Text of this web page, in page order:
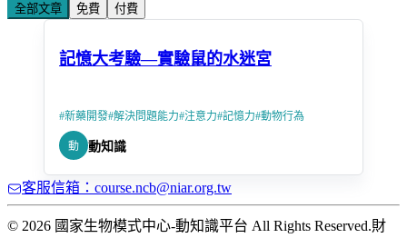
生醫研究
全部文章
免費 付費
記憶大考驗—實驗鼠的水迷宮
#新藥開發#解決問題能力#注意力#記憶力#動物行為
動 動知識
客服信箱：course.ncb@niar.org.tw
© 2026 國家生物模式中心-動知識平台 All Rights Reserved.財